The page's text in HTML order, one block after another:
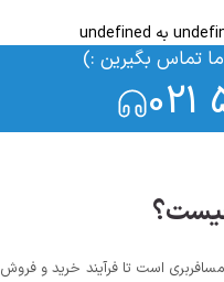
ما تماس بگیرین :)
021
مسافربری است تا فرآیند خرید و فروش